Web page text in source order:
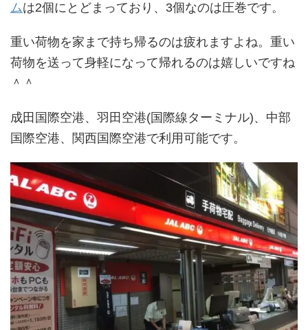
ムは2個にとどまっており、3個なのは圧巻です。
重い荷物を家まで持ち帰るのは疲れますよね。重い
荷物を送って身軽になって帰れるのは嬉しいですね
＾＾
成田国際空港、羽田空港(国際線ターミナル)、中部
国際空港、関西国際空港で利用可能です。